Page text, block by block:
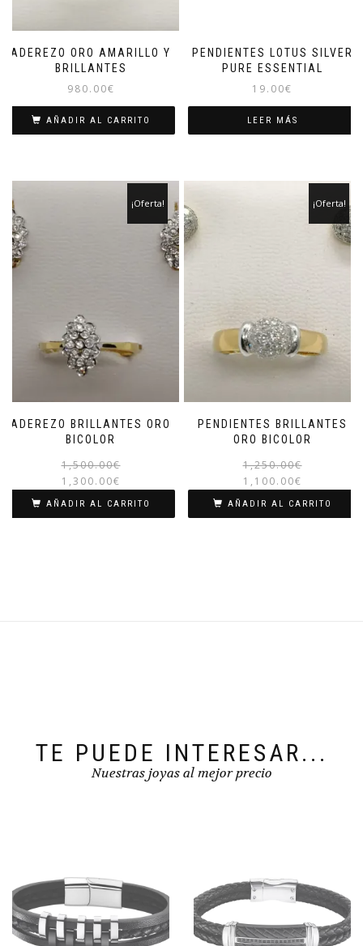
ADEREZO ORO AMARILLO Y
BRILLANTES
980.00€
AÑADIR AL CARRITO
PENDIENTES LOTUS SILVER
PURE ESSENTIAL
19.00€
LEER MÁS
ADEREZO BRILLANTES ORO
BICOLOR
¡Oferta!
1,500.00€
1,300.00€
AÑADIR AL CARRITO
PENDIENTES BRILLANTES
ORO BICOLOR
¡Oferta!
1,250.00€
1,100.00€
AÑADIR AL CARRITO
TE PUEDE INTERESAR...
Nuestras joyas al mejor precio